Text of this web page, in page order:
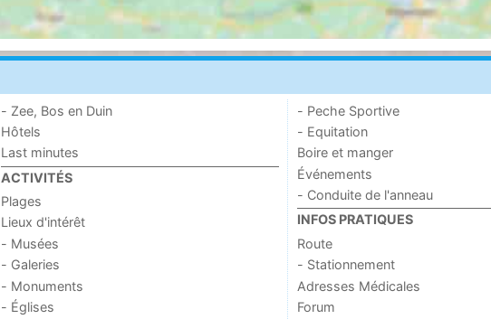
- Zee, Bos en Duin
Hôtels
Last minutes
ACTIVITÉS
Plages
Lieux d'intérêt
- Musées
- Galeries
- Monuments
- Églises
- Peche Sportive
- Equitation
Boire et manger
Événements
- Conduite de l'anneau
INFOS PRATIQUES
Route
- Stationnement
Adresses Médicales
Forum